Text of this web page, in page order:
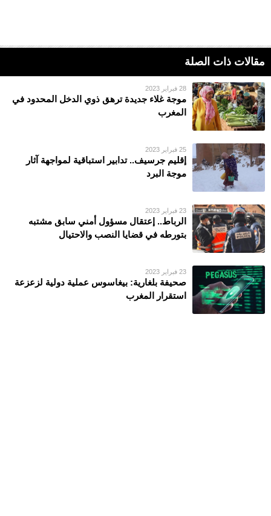
مقالات ذات الصلة
28 فبراير 2023
موجة غلاء جديدة ترهق ذوي الدخل المحدود في
المغرب
25 فبراير 2023
إقليم جرسيف.. تدابير استباقية لمواجهة آثار
موجة البرد
23 فبراير 2023
الرباط.. إعتقال مسؤول أمني سابق مشتبه
بتورطه في قضايا النصب والاحتيال
23 فبراير 2023
صحيفة بلغارية: بيغاسوس عملية دولية لزعزعة
استقرار المغرب